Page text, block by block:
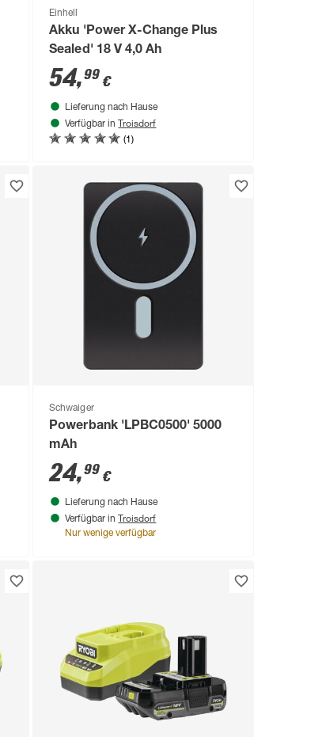
Einhell
Akku 'Power X-Change Plus
Sealed' 18 V 4,0 Ah
54,99 €
Lieferung nach Hause
Verfügbar in Troisdorf
(1)
Schwaiger
Powerbank 'LPBC0500' 5000
mAh
24,99 €
Lieferung nach Hause
Verfügbar in Troisdorf
Nur wenige verfügbar